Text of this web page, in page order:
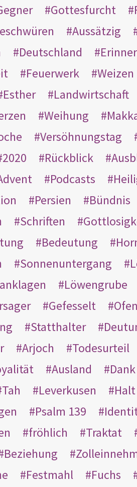
Gottesfurcht
Aussätzig
Deutschland
Feuerwerk Weizen
Esther Landwirtschaft
Weihung
Versöhnungstag
2020 Rückblick
Podcasts
Persien Bündnis
Schriften
Bedeutung
Sonnenuntergang
anklagen Löwengrube
Gefesselt Ofen
Statthalter
Arjoch Todesurteil
Ausland Dank
Tah Leverkusen Halt
Psalm 139
fröhlich Traktat
Beziehung
Festmahl Fuchs